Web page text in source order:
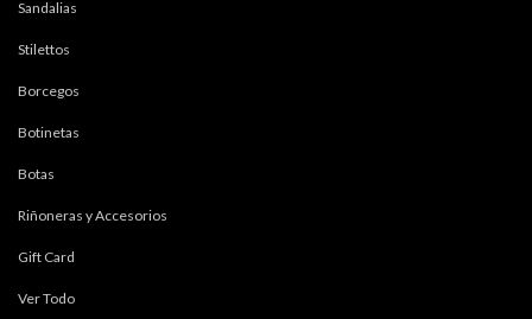
Sandalias
Stilettos
Borcegos
Botinetas
Botas
Riñoneras y Accesorios
Gift Card
Ver Todo